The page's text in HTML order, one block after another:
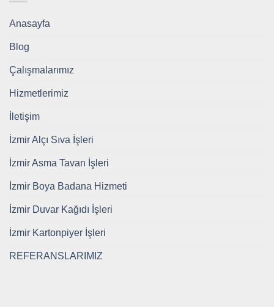
Anasayfa
Blog
Çalışmalarımız
Hizmetlerimiz
İletişim
İzmir Alçı Sıva İşleri
İzmir Asma Tavan İşleri
İzmir Boya Badana Hizmeti
İzmir Duvar Kağıdı İşleri
İzmir Kartonpiyer İşleri
REFERANSLARIMIZ